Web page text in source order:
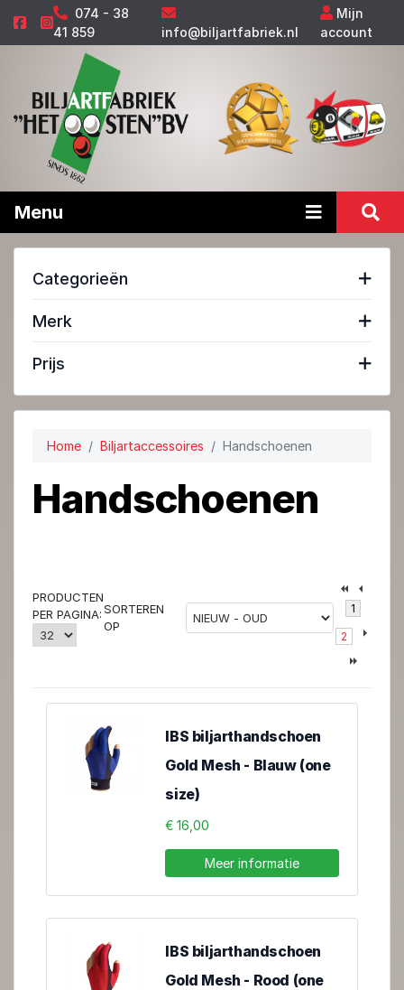
074 - 38
41 859
info@biljartfabriek.nl
Mijn
account
Menu
Categorieën
Merk
Prijs
Home Biljartaccessoires Handschoenen
Handschoenen
PRODUCTEN
PER PAGINA:SORTEREN
OP
1
2
IBS biljarthandschoen
Gold Mesh - Blauw (one
size)
€ 16,00
Meer informatie
IBS biljarthandschoen
Gold Mesh - Rood (one